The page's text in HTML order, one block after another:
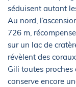
séduisent autant
Au nord,
726 m,
sur un lac de
révèlent des
Gili toutes
conserve encore